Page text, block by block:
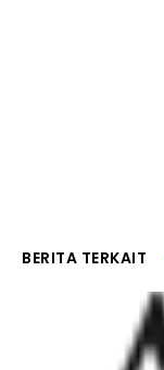
BERITA TERKAIT